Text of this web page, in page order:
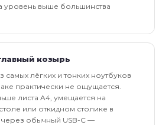
выше большинства
козырь
самых лёгких и тонких ноутбуков
практически не ощущается.
листа A4, умещается на
или откидном столике в
через обычный USB-C —